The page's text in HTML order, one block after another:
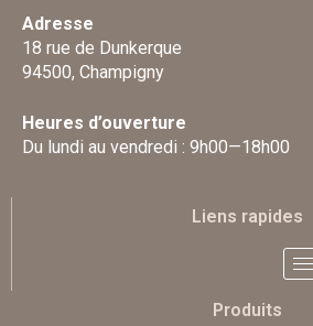
Adresse
18 rue de Dunkerque
94500, Champigny
Heures d’ouverture
Du lundi au vendredi : 9h00—18h00
Liens rapides
Produits